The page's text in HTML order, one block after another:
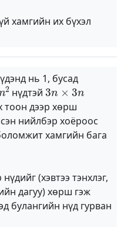
хамгийн их бүхэл
нь 1, бусад
n2
нүдтэй
3 n×3n
тоон дээр хөрш
нийлбэр хоёроос
хамгийн бага
(хэвтээ тэнхлэг,
дагуу) хөрш гэж
булангийн нүд гурван